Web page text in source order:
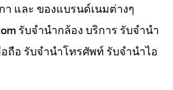
และ ของแบรนด์เนมต่างๆ
รับจำนำกล้อง บริการ รับจำนำ
ถือ รับจำนำโทรศัพท์ รับจำนำไอ